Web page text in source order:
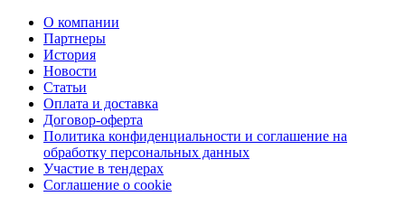
О компании
Партнеры
История
Новости
Статьи
Оплата и доставка
Договор-оферта
Политика конфиденциальности и соглашение на
обработку персональных данных
Участие в тендерах
Соглашение о cookie